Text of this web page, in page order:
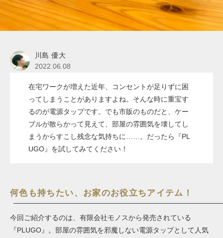
川島 優大
2022.06.08
在宅ワークが増えた近年、コンセントが足りずに困
ってしまうことがありますよね。そんな時に重宝す
るのが電源タップです。でも市販のものだと、ケー
ブルが散らかって見えて、部屋の雰囲気を壊してし
まうからすこし残念な気持ちに……。だったら『PL
UGO』を試してみてください！
何色も持ちたい、お家のお役立ちアイテム！
今回ご紹介するのは、有限会社モノスから発売されている
『PLUGO』。部屋の雰囲気を邪魔しない電源タップとして人気